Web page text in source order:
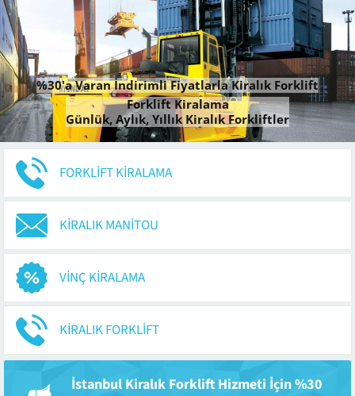
%30'a Varan İndirimli Fiyatlarla Kiralık Forklift
Forklift Kiralama
Günlük, Aylık, Yıllık Kiralık Forkliftler
FORKLIFT KIRALAMA
KIRALIK MANITOU
VINÇ KIRALAMA
KIRALIK FORKLIFT
İstanbul Kiralık Forklift Hizmeti İçin %30